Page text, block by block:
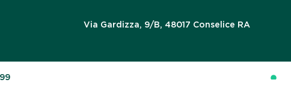
Via Gardizza, 9/B, 48017 Conselice RA